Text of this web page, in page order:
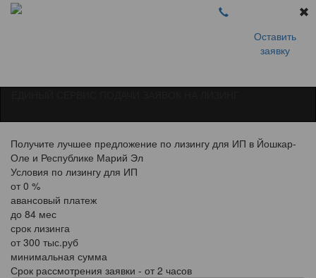
Оставить
заявку
Получите лучшее предложение по лизингу для ИП в Йошкар-
Оле и Республике Марий Эл
Условия по лизингу для ИП
от 0 %
авансовый платеж
до 84 мес
срок лизинга
от 300 тыс.руб
минимальная сумма
Срок рассмотрения заявки - от 2 часов